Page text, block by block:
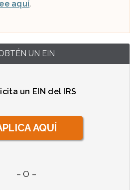
aquí.
UN EIN
un EIN del IRS
AQUÍ
– O –